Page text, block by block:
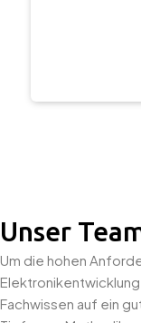
Unser
Um die hohen
Fachwissen auf ein